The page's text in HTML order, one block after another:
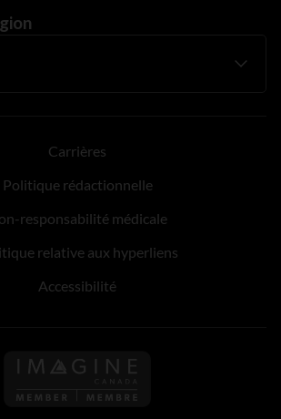
Carrières
Politique rédactionnelle
responsabilité médicale
relative aux hyperliens
Accessibilité